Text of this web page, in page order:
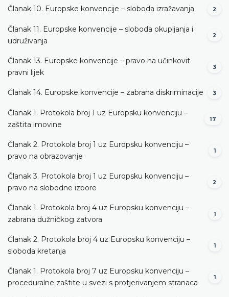
Članak 10. Europske konvencije – sloboda izražavanja 2
Članak 11. Europske konvencije – sloboda okupljanja i
udruživanja
2
Članak 13. Europske konvencije – pravo na učinkovit
pravni lijek
3
Članak 14. Europske konvencije – zabrana diskriminacije 3
Članak 1. Protokola broj 1 uz Europsku konvenciju –
zaštita imovine
17
Članak 2. Protokola broj 1 uz Europsku konvenciju –
pravo na obrazovanje
1
Članak 3. Protokola broj 1 uz Europsku konvenciju –
pravo na slobodne izbore
2
Članak 1. Protokola broj 4 uz Europsku konvenciju –
zabrana dužničkog zatvora
1
Članak 2. Protokola broj 4 uz Europsku konvenciju –
sloboda kretanja
1
Članak 1. Protokola broj 7 uz Europsku konvenciju –
proceduralne zaštite u svezi s protjerivanjem stranaca
1